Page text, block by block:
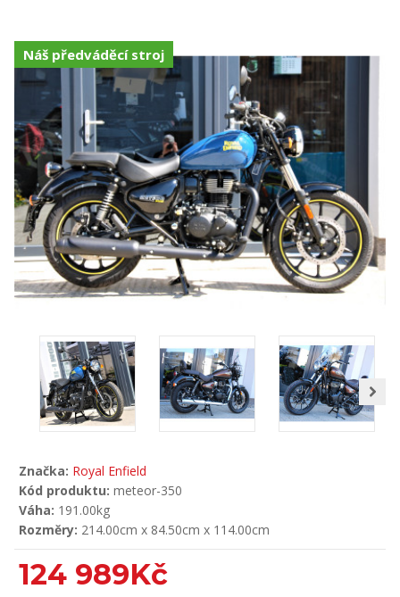
Náš předváděcí stroj
Značka: Royal Enfield
Kód produktu: meteor-350
Váha: 191.00kg
Rozměry: 214.00cm x 84.50cm x 114.00cm
124 989Kč